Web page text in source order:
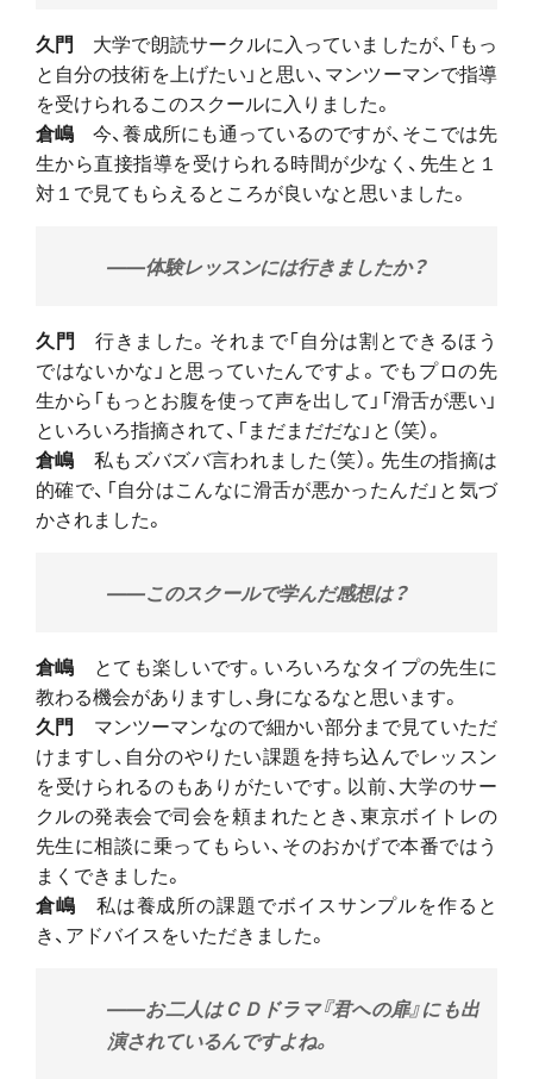
久門 大学で朗読サークルに入っていましたが、「もっ
と自分の技術を上げたい」と思い、マンツーマンで指導
を受けられるこのスクールに入りました。
倉嶋 今、養成所にも通っているのですが、そこでは先
生から直接指導を受けられる時間が少なく、先生と１
対１で見てもらえるところが良いなと思いました。
――体験レッスンには行きましたか？
久門 行きました。それまで「自分は割とできるほう
ではないかな」と思っていたんですよ。でもプロの先
生から「もっとお腹を使って声を出して」「滑舌が悪い」
といろいろ指摘されて、「まだまだだな」と（笑）。
倉嶋 私もズバズバ言われました（笑）。先生の指摘は
的確で、「自分はこんなに滑舌が悪かったんだ」と気づ
かされました。
――このスクールで学んだ感想は？
倉嶋 とても楽しいです。いろいろなタイプの先生に
教わる機会がありますし、身になるなと思います。
久門 マンツーマンなので細かい部分まで見ていただ
けますし、自分のやりたい課題を持ち込んでレッスン
を受けられるのもありがたいです。以前、大学のサー
クルの発表会で司会を頼まれたとき、東京ボイトレの
先生に相談に乗ってもらい、そのおかげで本番ではう
まくできました。
倉嶋 私は養成所の課題でボイスサンプルを作ると
き、アドバイスをいただきました。
――お二人はＣＤドラマ『君への扉』にも出
演されているんですよね。